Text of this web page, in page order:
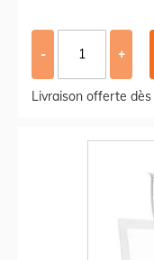
- +
Livraison offerte dès